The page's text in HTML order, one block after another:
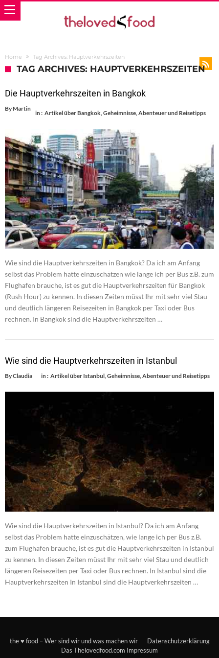
Home Tag Archives: Hauptverkehrszeiten
TAG ARCHIVES: HAUPTVERKEHRSZEITEN
Die Hauptverkehrszeiten in Bangkok
ByMartin
in : Artikel über Bangkok,Geheimnisse, Abenteuer und Reisetipps
Wie sind die Hauptverkehrszeiten in Bangkok? Da ich am Anfang
selbst das Problem hatte einzuschätzen wie lange ich per Bus z.B. zum
Flughafen brauche, ist es gut die Hauptverkehrszeiten für Bangkok
(Rush Hour) zu kennen. In diesen Zeiten müsst Ihr mit sehr viel Stau
und deutlich längeren Reisezeiten in Bangkok per Taxi oder Bus
rechnen. In Bangkok sind die Hauptverkehrszeiten …
Wie sind die Hauptverkehrszeiten in Istanbul
ByClaudia in : Artikel über Istanbul,Geheimnisse, Abenteuer und Reisetipps
Wie sind die Hauptverkehrszeiten in Istanbul? Da ich am Anfang
selbst das Problem hatte einzuschätzen, wie lange ich per Bus z.B.
zum Flughafen brauche, ist es gut die Hauptverkehrszeiten in Istanbul
zu kennen. In diesen Zeiten müsst Ihr mit sehr viel Stau und deutlich
längeren Reisezeiten per Taxi oder Bus rechnen. In Istanbul sind die
Hauptverkehrszeiten In Istanbul sind die Hauptverkehrszeiten …
the ♥ food – Wer sind wir und was machen wir
Datenschutzerklärung
Das Thelovedfood.com Impressum